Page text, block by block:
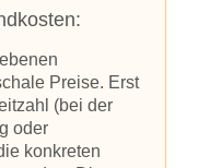
Preise. Erst
(bei der
oder
konkreten